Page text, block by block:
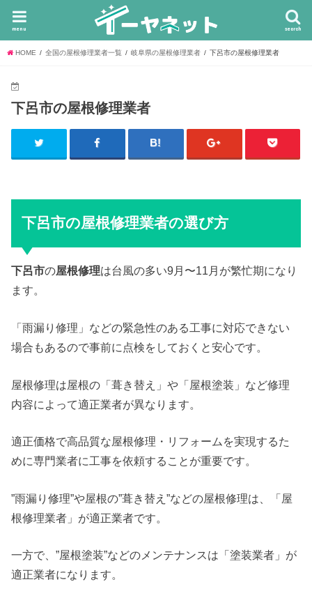
search
menu
HOME 全国の屋根修理業者一覧 岐阜県の屋根修理業者 下呂市の屋根修理業者
下呂市の屋根修理業者
下呂市の屋根修理業者の選び方
下呂市の屋根修理は台風の多い9月〜11月が繁忙期になり
ます。
「雨漏り修理」などの緊急性のある工事に対応できない
場合もあるので事前に点検をしておくと安心です。
屋根修理は屋根の「葺き替え」や「屋根塗装」など修理
内容によって適正業者が異なります。
適正価格で高品質な屋根修理・リフォームを実現するた
めに専門業者に工事を依頼することが重要です。
”雨漏り修理”や屋根の”葺き替え”などの屋根修理は、「屋
根修理業者」が適正業者です。
一方で、”屋根塗装”などのメンテナンスは「塗装業者」が
適正業者になります。